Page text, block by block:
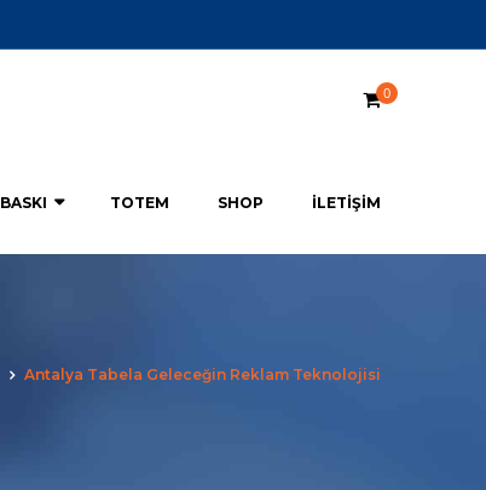
0
BASKI TOTEM SHOP İLETIŞIM
Antalya Tabela Geleceğin Reklam Teknolojisi